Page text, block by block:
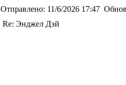
Отправлено: 11/6/2026 17:47
Re: Энджел Дэй